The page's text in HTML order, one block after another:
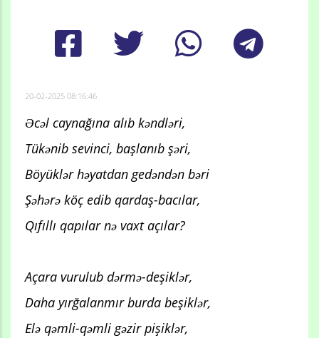
20-02-2025 08:16:46
Əcəl caynağına alıb kəndləri,
Tükənib sevinci, başlanıb şəri,
Böyüklər həyatdan gedəndən bəri
Şəhərə köç edib qardaş-bacılar,
Qıfıllı qapılar nə vaxt açılar?
Açara vurulub dərmə-deşiklər,
Daha yırğalanmır burda beşiklər,
Elə qəmli-qəmli gəzir pişiklər,